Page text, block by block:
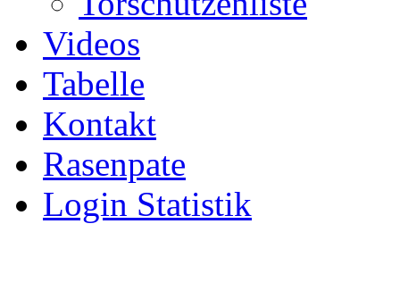
Videos
Tabelle
Kontakt
Rasenpate
Login Statistik